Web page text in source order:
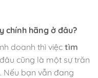
chính hãng ở đâu?
doanh thì việc tìm
cũng là một sự trăn
Nếu bạn vẫn đang